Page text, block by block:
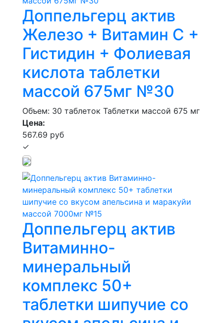
Доппельгерц актив
Железо + Витамин С +
Гистидин + Фолиевая
кислота таблетки
массой 675мг №30
Объем: 30 таблеток Таблетки массой 675 мг
Цена:
567.69 руб
✓
Доппельгерц актив
Витаминно-
минеральный
комплекс 50+
таблетки шипучие со